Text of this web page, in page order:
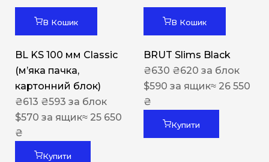
В Кошик
BL KS 100 мм Classic
(м’яка пачка,
картонний блок)
₴613 ₴593 за блок
$570 за ящик≈ 25 650
₴
Купити
В Кошик
BRUT Slims Black
₴630 ₴620 за блок
$590 за ящик≈ 26 550
₴
Купити